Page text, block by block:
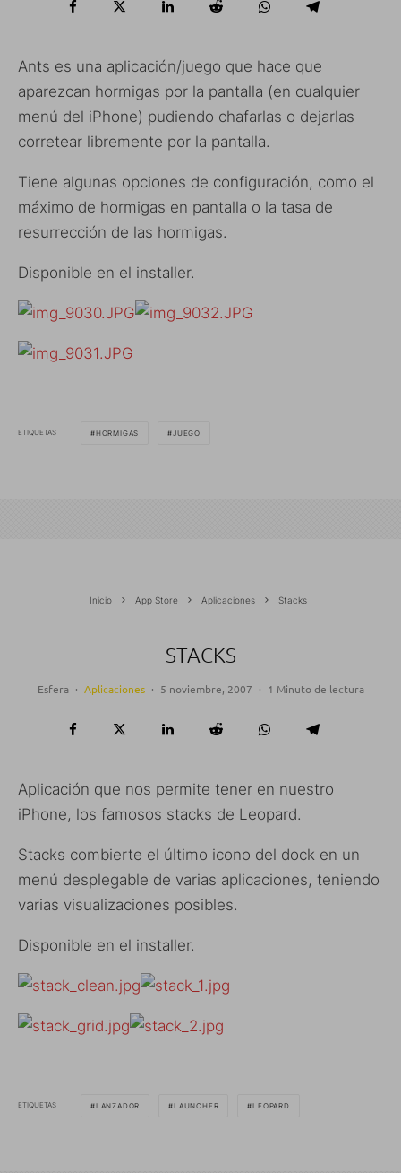
Ants es una aplicación/juego que hace que
aparezcan hormigas por la pantalla (en cualquier
menú del iPhone) pudiendo chafarlas o dejarlas
corretear libremente por la pantalla.
Tiene algunas opciones de configuración, como el
máximo de hormigas en pantalla o la tasa de
resurrección de las hormigas.
Disponible en el installer.
ETIQUETAS HORMIGAS JUEGO
Inicio App Store Aplicaciones Stacks
STACKS
Esfera · Aplicaciones · 5 noviembre, 2007 · 1 Minuto de lectura
Aplicación que nos permite tener en nuestro
iPhone, los famosos stacks de Leopard.
Stacks combierte el último icono del dock en un
menú desplegable de varias aplicaciones, teniendo
varias visualizaciones posibles.
Disponible en el installer.
ETIQUETAS LANZADOR LAUNCHER LEOPARD